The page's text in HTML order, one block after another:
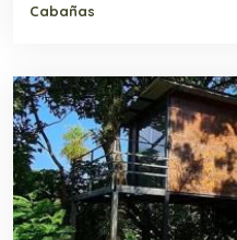
Cabañas